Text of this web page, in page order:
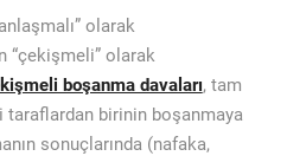
olarak
“çekişmeli” olarak
boşanma davaları, tam
taraflardan birinin boşanmaya
sonuçlarında (nafaka,